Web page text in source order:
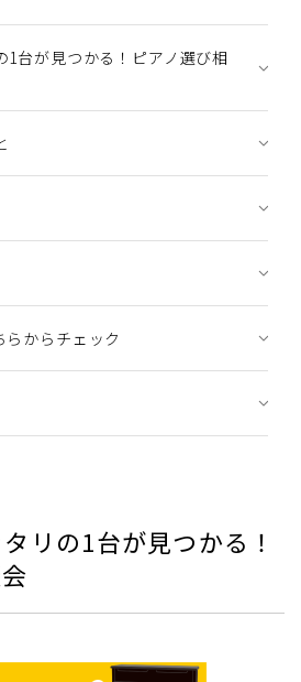
1台が見つかる！ピアノ選び相
からチェック
リの1台が見つかる！